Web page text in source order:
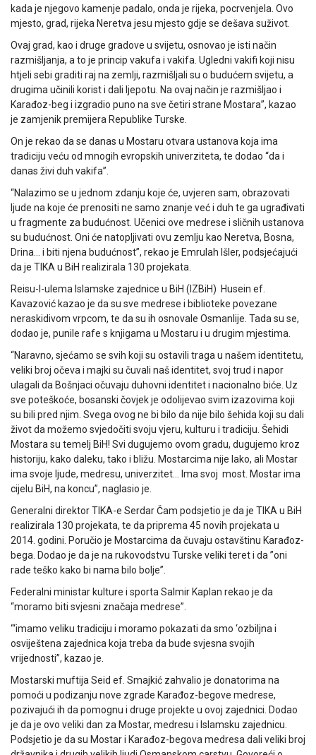
kada je njegovo kamenje padalo, onda je rijeka, pocrvenjela. Ovo
mjesto, grad, rijeka Neretva jesu mjesto gdje se dešava suživot.
Ovaj grad, kao i druge gradove u svijetu, osnovao je isti način
razmišljanja, a to je princip vakufa i vakifa. Ugledni vakifi koji nisu
htjeli sebi graditi raj na zemlji, razmišljali su o budućem svijetu, a
drugima učinili korist i dali ljepotu. Na ovaj način je razmišljao i
Karađoz-beg i izgradio puno na sve četiri strane Mostara”, kazao
je zamjenik premijera Republike Turske.
On je rekao da se danas u Mostaru otvara ustanova koja ima
tradiciju veću od mnogih evropskih univerziteta, te dodao “da i
danas živi duh vakifa”.
“Nalazimo se u jednom zdanju koje će, uvjeren sam, obrazovati
ljude na koje će prenositi ne samo znanje već i duh te ga ugrađivati
u fragmente za budućnost. Učenici ove medrese i sličnih ustanova
su budućnost. Oni će natopljivati ovu zemlju kao Neretva, Bosna,
Drina… i biti njena budućnost”, rekao je Emrulah Išler, podsjećajući
da je TIKA u BiH realizirala 130 projekata.
Reisu-l-ulema Islamske zajednice u BiH (IZBiH) Husein ef.
Kavazović kazao je da su sve medrese i biblioteke povezane
neraskidivom vrpcom, te da su ih osnovale Osmanlije. Tada su se,
dodao je, punile rafe s knjigama u Mostaru i u drugim mjestima.
“Naravno, sjećamo se svih koji su ostavili traga u našem identitetu,
veliki broj očeva i majki su čuvali naš identitet, svoj trud i napor
ulagali da Bošnjaci očuvaju duhovni identitet i nacionalno biće. Uz
sve poteškoće, bosanski čovjek je odolijevao svim izazovima koji
su bili pred njim. Svega ovog ne bi bilo da nije bilo šehida koji su dali
život da možemo svjedočiti svoju vjeru, kulturu i tradiciju. Šehidi
Mostara su temelj BiH! Svi dugujemo ovom gradu, dugujemo kroz
historiju, kako daleku, tako i bližu. Mostarcima nije lako, ali Mostar
ima svoje ljude, medresu, univerzitet… Ima svoj most. Mostar ima
cijelu BiH, na koncu”, naglasio je.
Generalni direktor TIKA-e Serdar Čam podsjetio je da je TIKA u BiH
realizirala 130 projekata, te da priprema 45 novih projekata u
2014. godini. Poručio je Mostarcima da čuvaju ostavštinu Karađoz-
bega. Dodao je da je na rukovodstvu Turske veliki teret i da ”oni
rade teško kako bi nama bilo bolje”.
Federalni ministar kulture i sporta Salmir Kaplan rekao je da
“moramo biti svjesni značaja medrese”.
“‘imamo veliku tradiciju i moramo pokazati da smo ‘ozbiljna i
osviještena zajednica koja treba da bude svjesna svojih
vrijednosti”, kazao je.
Mostarski muftija Seid ef. Smajkić zahvalio je donatorima na
pomoći u podizanju nove zgrade Karađoz-begove medrese,
pozivajući ih da pomognu i druge projekte u ovoj zajednici. Dodao
je da je ovo veliki dan za Mostar, medresu i Islamsku zajednicu.
Podsjetio je da su Mostar i Karađoz-begova medresa dali veliki broj